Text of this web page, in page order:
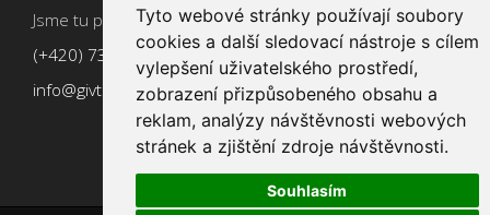
Tyto webové stránky používají soubory
cookies a další sledovací nástroje s cílem
vylepšení uživatelského prostředí,
zobrazení přizpůsobeného obsahu a
reklam, analýzy návštěvnosti webových
stránek a zjištění zdroje návštěvnosti.
Souhlasím
Jsme tu pro Vás od 9:00 do 17:00
(+420) 737 266 402
info@givt.cz